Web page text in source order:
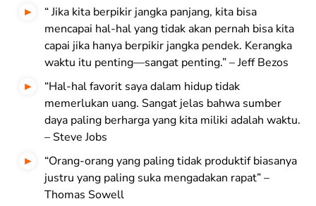
“ Jika kita berpikir jangka panjang, kita bisa
mencapai hal-hal yang tidak akan pernah bisa kita
capai jika hanya berpikir jangka pendek. Kerangka
waktu itu penting—sangat penting.” – Jeff Bezos
“Hal-hal favorit saya dalam hidup tidak
memerlukan uang. Sangat jelas bahwa sumber
daya paling berharga yang kita miliki adalah waktu.
– Steve Jobs
“Orang-orang yang paling tidak produktif biasanya
justru yang paling suka mengadakan rapat” –
Thomas Sowell